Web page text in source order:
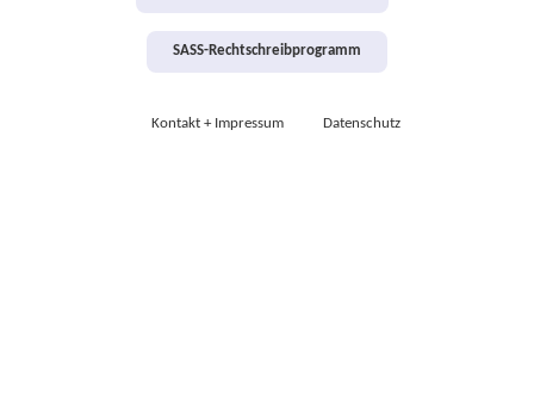
SASS-Rechtschreibprogramm
Kontakt + Impressum Datenschutz